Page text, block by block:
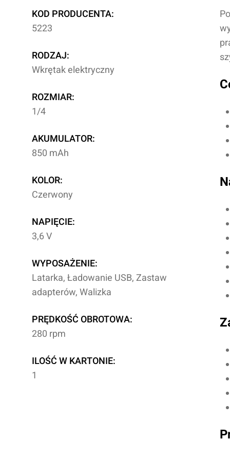
KOD PRODUCENTA:
5223
RODZAJ:
Wkrętak elektryczny
ROZMIAR:
1/4
AKUMULATOR:
850 mAh
KOLOR:
Czerwony
NAPIĘCIE:
3,6 V
WYPOSAŻENIE:
Latarka, Ładowanie USB, Zastaw
adapterów, Walizka
PRĘDKOŚĆ OBROTOWA:
280 rpm
ILOŚĆ W KARTONIE:
1